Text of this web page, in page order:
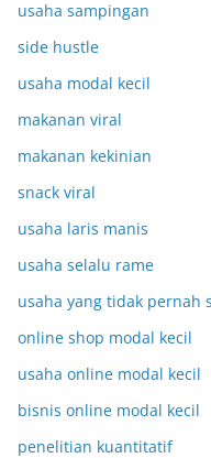
usaha sampingan
side hustle
usaha modal kecil
makanan viral
makanan kekinian
snack viral
usaha laris manis
usaha selalu rame
usaha yang tidak pernah
online shop modal kecil
usaha online modal kecil
bisnis online modal kecil
penelitian kuantitatif